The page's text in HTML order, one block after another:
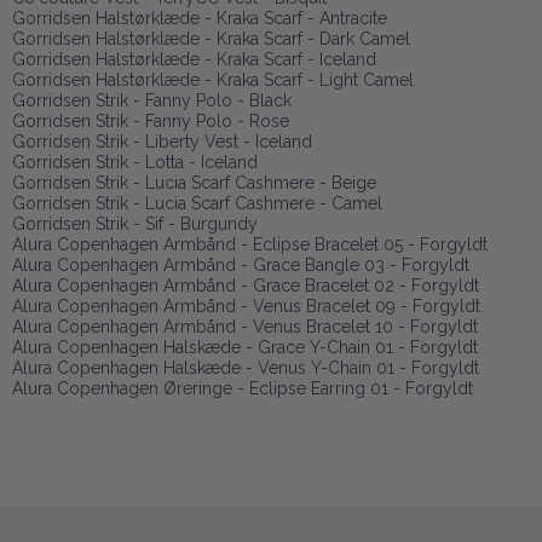
Gorridsen Halstørklæde - Kraka Scarf - Antracite
Gorridsen Halstørklæde - Kraka Scarf - Dark Camel
Gorridsen Halstørklæde - Kraka Scarf - Iceland
Gorridsen Halstørklæde - Kraka Scarf - Light Camel
Gorridsen Strik - Fanny Polo - Black
Gorridsen Strik - Fanny Polo - Rose
Gorridsen Strik - Liberty Vest - Iceland
Gorridsen Strik - Lotta - Iceland
Gorridsen Strik - Lucia Scarf Cashmere - Beige
Gorridsen Strik - Lucia Scarf Cashmere - Camel
Gorridsen Strik - Sif - Burgundy
Alura Copenhagen Armbånd - Eclipse Bracelet 05 - Forgyldt
Alura Copenhagen Armbånd - Grace Bangle 03 - Forgyldt
Alura Copenhagen Armbånd - Grace Bracelet 02 - Forgyldt
Alura Copenhagen Armbånd - Venus Bracelet 09 - Forgyldt
Alura Copenhagen Armbånd - Venus Bracelet 10 - Forgyldt
Alura Copenhagen Halskæde - Grace Y-Chain 01 - Forgyldt
Alura Copenhagen Halskæde - Venus Y-Chain 01 - Forgyldt
Alura Copenhagen Øreringe - Eclipse Earring 01 - Forgyldt